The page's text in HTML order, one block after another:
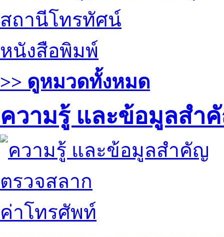
สถานีโทรทัศน์
หนังสือพิมพ์
>> ดูหมวดทั้งหมด
ความรู้ และข้อมูลสำ
ตรวจสลาก
ค่าโทรศัพท์